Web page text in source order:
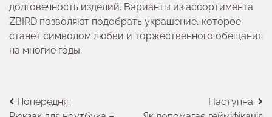
долговечность изделий. Варианты из ассортимента
ZBIRD позволяют подобрать украшение, которое
станет символом любви и торжественного обещания
на многие годы.
Навігація
Попередня:
Наступна: